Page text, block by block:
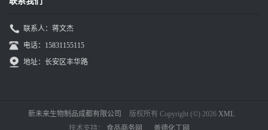
联系人：蒋文杰
电话：15831155115
地址：长安区丰华路
新未来生物制品成都有限公司 版权所有 Copyright (©) 2026 XML